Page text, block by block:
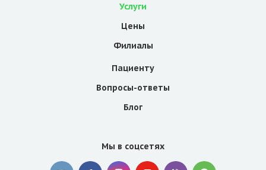
Услуги
Цены
Филиалы
Пациенту
Вопросы-ответы
Блог
Мы в соцсетях